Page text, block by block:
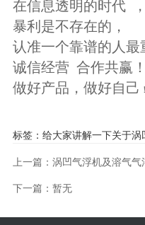
在信息透明的时代 ，
暴利是不存在的，
认准一个靠谱的人最
诚信经营 合作共赢！
做好产品，做好自己 ！
标签： 给大家讲解一下关于涡
上一篇：涡凹气浮机及溶气
下一篇：暂无